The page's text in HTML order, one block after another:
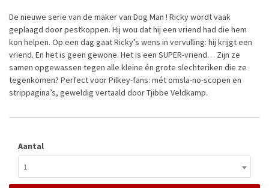
De nieuwe serie van de maker van Dog Man ! Ricky wordt vaak
geplaagd door pestkoppen. Hij wou dat hij een vriend had die hem
kon helpen. Op een dag gaat Ricky’s wens in vervulling: hij krijgt een
vriend. En het is geen gewone. Het is een SUPER-vriend… Zijn ze
samen opgewassen tegen alle kleine én grote slechteriken die ze
tegenkomen? Perfect voor Pilkey-fans: mét omsla-no-scopen en
strippagina’s, geweldig vertaald door Tjibbe Veldkamp.
Aantal
1